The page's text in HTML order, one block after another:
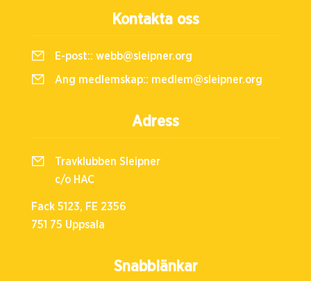
Snabblänkar
Kontakta oss
E-post:: webb@sleipner.org
Ang medlemskap:: medlem@sleipner.org
Adress
Travklubben Sleipner
c/o HAC
Fack 5123, FE 2356
751 75 Uppsala